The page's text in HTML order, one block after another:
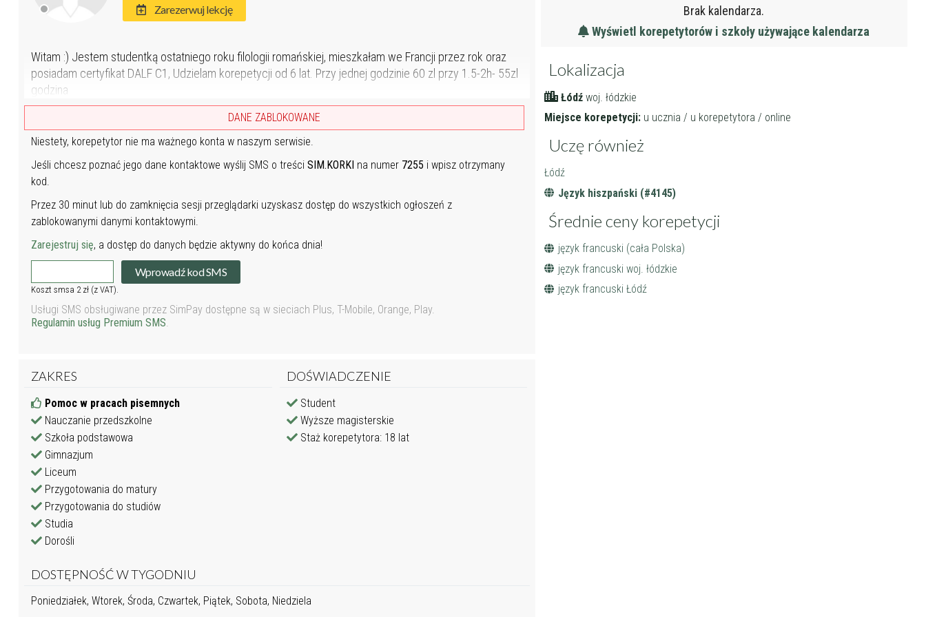
Zarezerwuj lekcję
Witam :) Jestem studentką ostatniego roku filologii romańskiej, mieszkałam we Francji przez rok oraz
posiadam certyfikat DALF C1, Udzielam korepetycji od 6 lat. Przy jednej godzinie 60 zl przy 1.5-2h- 55zl
godzina
DANE ZABLOKOWANE
Niestety, korepetytor nie ma ważnego konta w naszym serwisie.
Jeśli chcesz poznać jego dane kontaktowe wyślij SMS o treści SIM.KORKI na numer 7255 i wpisz otrzymany
kod.
Przez 30 minut lub do zamknięcia sesji przeglądarki uzyskasz dostęp do wszystkich ogłoszeń z
zablokowanymi danymi kontaktowymi.
Zarejestruj się, a dostęp do danych będzie aktywny do końca dnia!
Wprowadź kod SMS
Koszt smsa 2 zł (z VAT).
Usługi SMS obsługiwane przez SimPay dostępne są w sieciach Plus, T-Mobile, Orange, Play.
Regulamin usług Premium SMS.
ZAKRES
Pomoc w pracach pisemnych
Nauczanie przedszkolne
Szkoła podstawowa
Gimnazjum
Liceum
Przygotowania do matury
Przygotowania do studiów
Studia
Dorośli
DOŚWIADCZENIE
Student
Wyższe magisterskie
Staż korepetytora: 18 lat
DOSTĘPNOŚĆ W TYGODNIU
Poniedziałek, Wtorek, Środa, Czwartek, Piątek, Sobota, Niedziela
Brak kalendarza.
Wyświetl korepetytorów i szkoły używające kalendarza
Lokalizacja
Łódź woj. łódzkie
Miejsce korepetycji:u ucznia / u korepetytora / online
Uczę również
Łódź
Język hiszpański (#4145)
Średnie ceny korepetycji
język francuski (cała Polska)
język francuski woj. łódzkie
język francuski Łódź